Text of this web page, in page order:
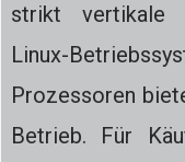
strikt vertikale
Linux-
Prozessoren
Betrieb. Für